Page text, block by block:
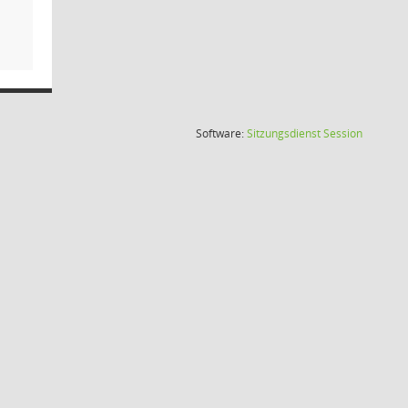
Software:SitzungsdienstSession(Wird in